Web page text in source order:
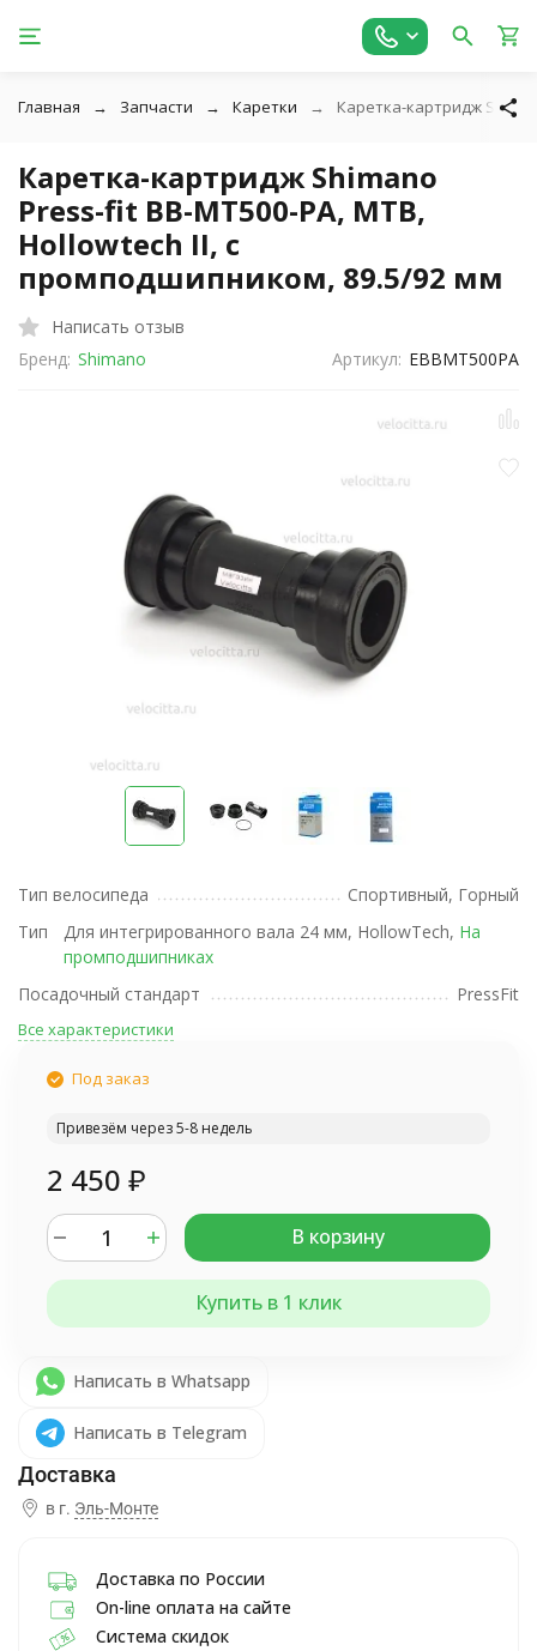
Главная Запчасти Каретки Каретка-картридж
Каретка-картридж Shimano
Press-fit BB-MT500-PA, MTB,
Hollowtech II, с
промподшипником, 89.5/92 мм
Написать отзыв
Бренд: Shimano Артикул: EBBMT500PA
Тип велосипеда
Спортивный, Горный
Тип
Для интегрированного вала 24 мм, HollowTech, На
промподшипниках
Посадочный стандарт
PressFit
Все характеристики
Под заказ
Привезём через 5-8 недель
2 450 ₽
В корзину
Купить в 1 клик
Написать в Whatsapp
Написать в Telegram
в г. Эль-Монте
Доставка по России
On-line оплата на сайте
Система скидок